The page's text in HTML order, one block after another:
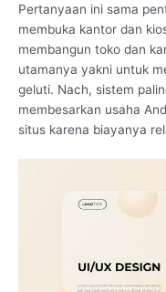
Pertanyaan ini sama
membuka kantor dan
membangun toko dan
utamanya yakni untuk
geluti. Nach, sistem
membesarkan usaha
situs karena biayanya